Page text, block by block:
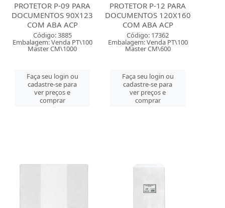
PROTETOR P-09 PARA
DOCUMENTOS 90X123
COM ABA ACP
Código: 3885
Embalagem: Venda PT\100
Master CM\1000
Faça seu login ou
cadastre-se para
ver preços e
comprar
PROTETOR P-12 PARA
DOCUMENTOS 120X160
COM ABA ACP
Código: 17362
Embalagem: Venda PT\100
Master CM\600
Faça seu login ou
cadastre-se para
ver preços e
comprar